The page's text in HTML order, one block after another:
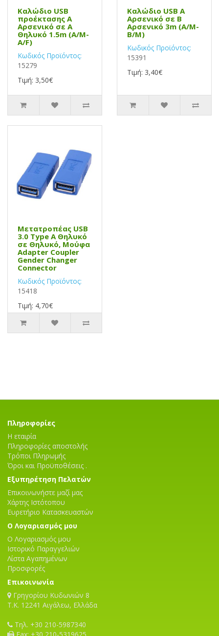
Καλώδιο USB
προέκτασης Α
Αρσενικό σε Α
Θηλυκό 1.5m (A/M-
A/F)
Κωδικός Προϊόντος:
15279
Τιμή: 3,50€
Καλώδιο USB Α
Αρσενικό σε B
Αρσενικό 3m (A/M-
B/M)
Κωδικός Προϊόντος:
15391
Τιμή: 3,40€
Μετατροπέας USB
3.0 Type A Θηλυκό
σε Θηλυκό, Μούφα
Adapter Coupler
Gender Changer
Connector
Κωδικός Προϊόντος:
15418
Τιμή: 4,70€
Πληροφορίες
Η εταιρία
Πληροφορίες αποστολής
Τρόποι Πληρωμής
Όροι και Προϋποθέσεις .
Εξυπηρέτηση Πελατών
Επικοινωνήστε μαζί μας
Χάρτης Ιστότοπου
Ευρετήριο Κατασκευαστών
Ο Λογαριασμός μου
Ο Λογαριασμός μου
Ιστορικό Παραγγελιών
Λίστα Αγαπημένων
Προσφορές
Επικοινωνία
Γρηγορίου Κυδωνιών 8
T.K. 12241 Αιγάλεω, Ελλάδα
Τηλ. +30 210-5987340